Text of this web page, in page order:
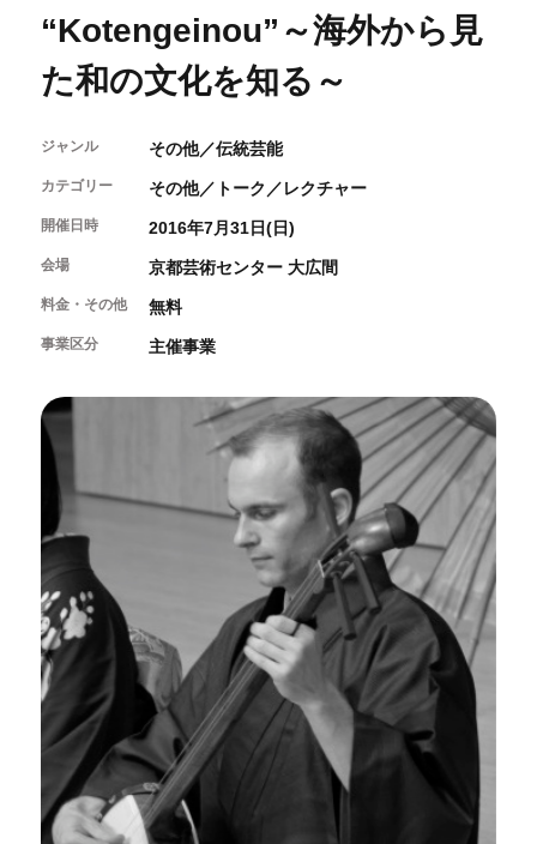
図書室・情報コーナー
カフェ・ショップ
よくあるご質問
開催中のイベント
月間スケジュール
これまでのイベント
制作室を使う
ボランティア・サポーター
KACサポーター
京都芸術センターについて
京都芸術センターの歩み
連携事業のご案内
チケット情報
お問い合わせ
閲覧支援
サイトポリシー&プライバシーポリシー
オフィシャルSNS
“Kotengeinou”～海外から見
た和の文化を知る～
ジャンル その他／伝統芸能
カテゴリー その他／トーク／レクチャー
開催日時 2016年7月31日(日)
会場 京都芸術センター 大広間
料金・その他 無料
事業区分 主催事業